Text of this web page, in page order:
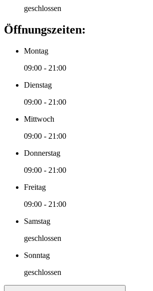
geschlossen
Öffnungszeiten:
Montag
09:00 - 21:00
Dienstag
09:00 - 21:00
Mittwoch
09:00 - 21:00
Donnerstag
09:00 - 21:00
Freitag
09:00 - 21:00
Samstag
geschlossen
Sonntag
geschlossen